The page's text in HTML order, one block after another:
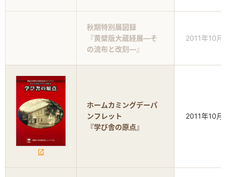
秋期特別展図録
『黄檗版大蔵経展―そ
の流布と改刻―』
2011年10月
ホームカミングデーパ
ンフレット
『学び舎の原点』
2011年10月